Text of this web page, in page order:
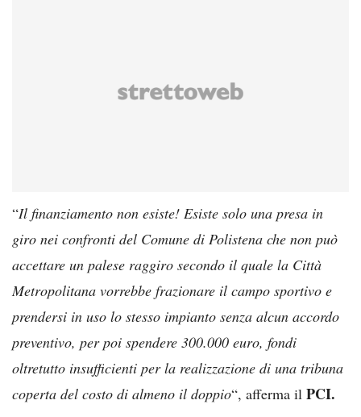
“Il finanziamento non esiste! Esiste solo una presa in
giro nei confronti del Comune di Polistena che non può
accettare un palese raggiro secondo il quale la Città
Metropolitana vorrebbe frazionare il campo sportivo e
prendersi in uso lo stesso impianto senza alcun accordo
preventivo, per poi spendere 300.000 euro, fondi
oltretutto insufficienti per la realizzazione di una tribuna
coperta del costo di almeno il doppio“, afferma il PCI.